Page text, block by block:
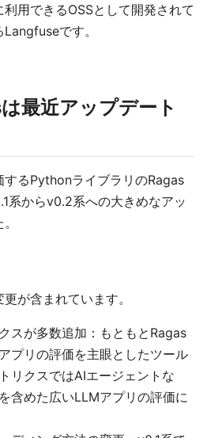
用できるOSSとして開発されて
です。
最近アップデート
るPythonライブラリのRagas
系からv0.2系への大きめなアッ
が含まれています。
スが多数追加：もともとRagas
プリの評価を主眼としたツール
リクスではAIエージェントな
含めた広いLLMアプリの評価に